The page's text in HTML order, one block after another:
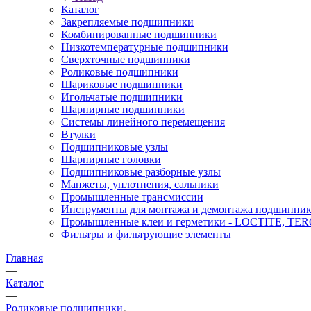
Каталог
Закрепляемые подшипники
Комбинированные подшипники
Низкотемпературные подшипники
Сверхточные подшипники
Роликовые подшипники
Шариковые подшипники
Игольчатые подшипники
Шарнирные подшипники
Системы линейного перемещения
Втулки
Подшипниковые узлы
Шарнирные головки
Подшипниковые разборные узлы
Манжеты, уплотнения, сальники
Промышленные трансмиссии
Инструменты для монтажа и демонтажа
Промышленные клеи и герметики - LOCTITE,
Фильтры и фильтрующие элементы
Главная
—
Каталог
—
Роликовые подшипники